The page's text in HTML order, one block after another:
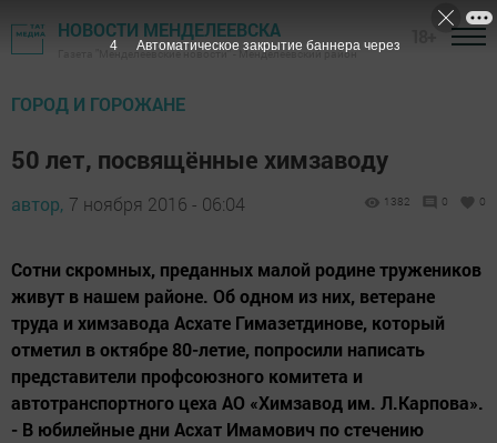
НОВОСТИ МЕНДЕЛЕЕВСКА
Газета "Менделеевские новости" - Менделеевский район
ГОРОД И ГОРОЖАНЕ
50 лет, посвящённые химзаводу
автор, 7 ноября 2016 - 06:04 1382 0 0
Сотни скромных, преданных малой родине тружеников
живут в нашем районе. Об одном из них, ветеране
труда и химзавода Асхате Гимазетдинове, который
отметил в октябре 80-летие, попросили написать
представители профсоюзного комитета и
автотранспортного цеха АО «Химзавод им. Л.Карпова».
- В юбилейные дни Асхат Имамович по стечению
4 Автоматическое закрытие баннера через